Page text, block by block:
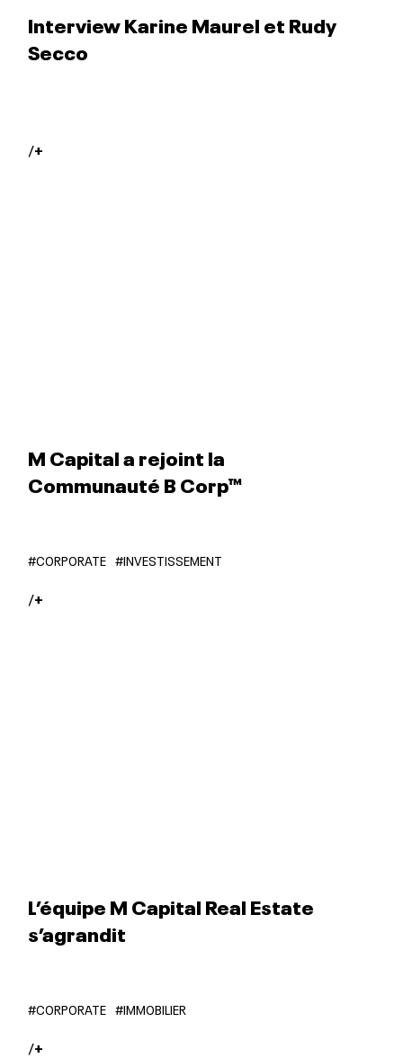
Interview Karine Maurel et Rudy
Secco
/+
M Capital a rejoint la
Communauté B Corp™
#CORPORATE #INVESTISSEMENT
/+
L’équipe M Capital Real Estate
s’agrandit
#CORPORATE #IMMOBILIER
/+